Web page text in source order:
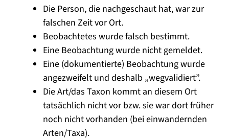
Die Person, die nachgeschaut hat, war zur
falschen Zeit vor Ort.
Beobachtetes wurde falsch bestimmt.
Eine Beobachtung wurde nicht gemeldet.
Eine (dokumentierte) Beobachtung wurde
angezweifelt und deshalb „wegvalidiert”.
Die Art/das Taxon kommt an diesem Ort
tatsächlich nicht vor bzw. sie war dort früher
noch nicht vorhanden (bei einwandernden
Arten/Taxa).